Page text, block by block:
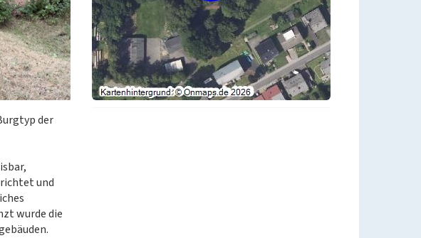
der
und
wurde die